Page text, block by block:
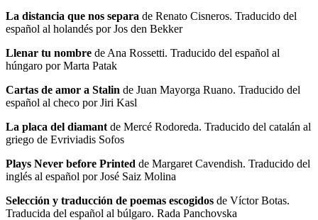
La distancia que nos separa de Renato Cisneros. Traducido del
español al holandés por Jos den Bekker
Llenar tu nombre de Ana Rossetti. Traducido del español al
húngaro por Marta Patak
Cartas de amor a Stalin de Juan Mayorga Ruano. Traducido del
español al checo por Jiri Kasl
La placa del diamant de Mercé Rodoreda. Traducido del catalán al
griego de Evriviadis Sofos
Plays Never before Printed de Margaret Cavendish. Traducido del
inglés al español por José Saiz Molina
Selección y traducción de poemas escogidos de Víctor Botas.
Traducida del español al búlgaro. Rada Panchovska